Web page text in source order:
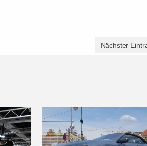
Nächster